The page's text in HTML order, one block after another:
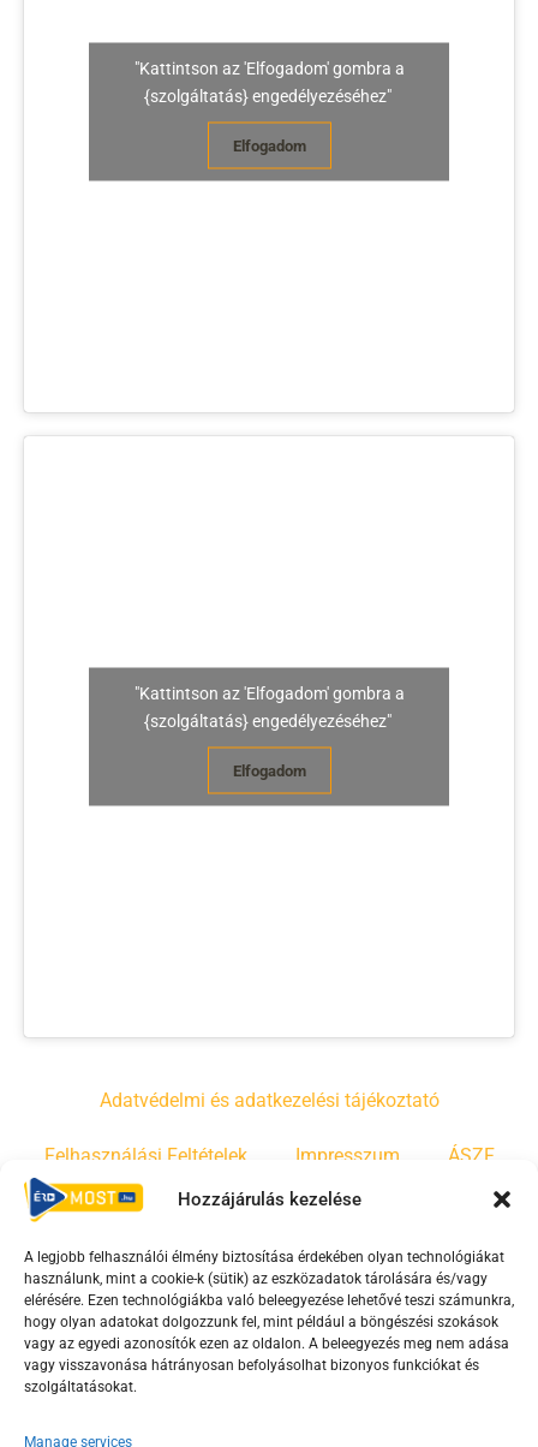
Hozzájárulás kezelése
A legjobb felhasználói élmény biztosítása érdekében olyan technológiákat
használunk, mint a cookie-k (sütik) az eszközadatok tárolására és/vagy
elérésére. Ezen technológiákba való beleegyezése lehetővé teszi számunkra,
hogy olyan adatokat dolgozzunk fel, mint például a böngészési szokások
vagy az egyedi azonosítók ezen az oldalon. A beleegyezés meg nem adása
vagy visszavonása hátrányosan befolyásolhat bizonyos funkciókat és
szolgáltatásokat.
Manage services
"Kattintson az 'Elfogadom' gombra a
{szolgáltatás} engedélyezéséhez"
Elfogadom
"Kattintson az 'Elfogadom' gombra a
{szolgáltatás} engedélyezéséhez"
Elfogadom
Adatvédelmi és adatkezelési tájékoztató
Felhasználási Feltételek Impresszum ÁSZF
Irányelvek Moderálási szabályzat
F
a
c
e
Y
o
u
t
T
i
k